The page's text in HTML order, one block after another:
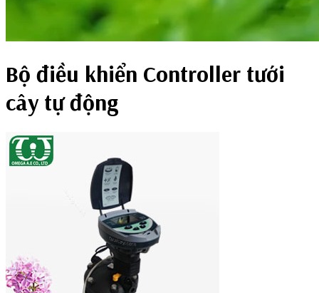
Bộ điều khiển Controller tưới
cây tự động